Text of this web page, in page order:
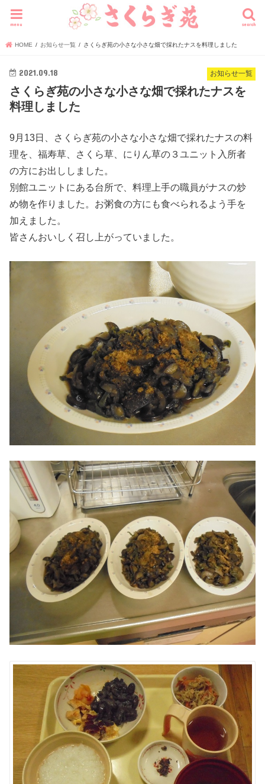
search
menu
HOME お知らせ一覧 さくらぎ苑の小さな小さな畑で採れたナスを料理しました
お知らせ一覧
2021.09.18
さくらぎ苑の小さな小さな畑で採れたナスを
料理しました
9月13日、さくらぎ苑の小さな小さな畑で採れたナスの料
理を、福寿草、さくら草、にりん草の３ユニット入所者
の方にお出ししました。
別館ユニットにある台所で、料理上手の職員がナスの炒
め物を作りました。お粥食の方にも食べられるよう手を
加えました。
皆さんおいしく召し上がっていました。